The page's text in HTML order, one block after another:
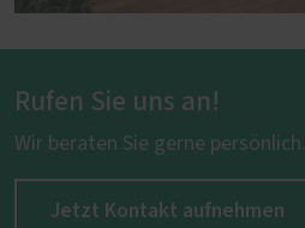
Rufen Sie uns an!
Wir beraten Sie gerne persönlich.
Jetzt Kontakt aufnehmen